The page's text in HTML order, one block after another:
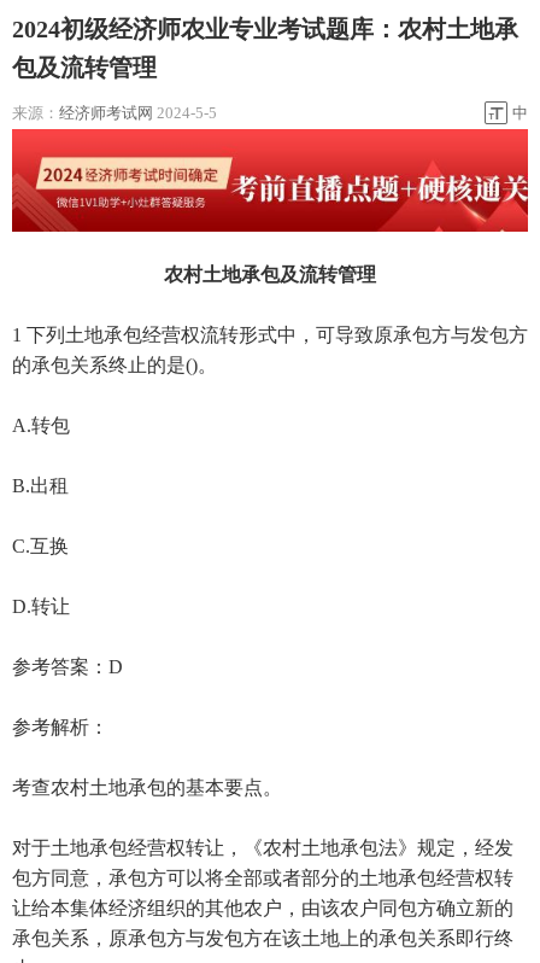
2024初级经济师农业专业考试题库：农村土地承
包及流转管理
来源： 经济师考试网 2024-5-5 中
农村土地承包及流转管理
1 下列土地承包经营权流转形式中，可导致原承包方与发包方
的承包关系终止的是()。
A.转包
B.出租
C.互换
D.转让
参考答案：D
参考解析：
考查农村土地承包的基本要点。
对于土地承包经营权转让，《农村土地承包法》规定，经发
包方同意，承包方可以将全部或者部分的土地承包经营权转
让给本集体经济组织的其他农户，由该农户同包方确立新的
承包关系，原承包方与发包方在该土地上的承包关系即行终